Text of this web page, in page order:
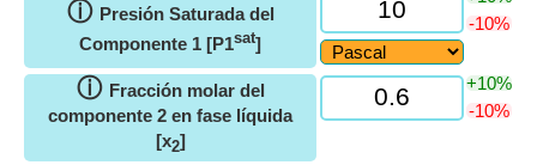
ⓘ Presión Saturada del
Componente 1 [P1sat]
-10%
ⓘ Fracción molar del
componente 2 en fase líquida
[x2]
+10%
-10%